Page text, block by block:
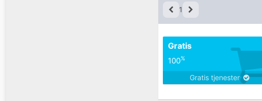
1
Gratis
100%
Gratis tjenester